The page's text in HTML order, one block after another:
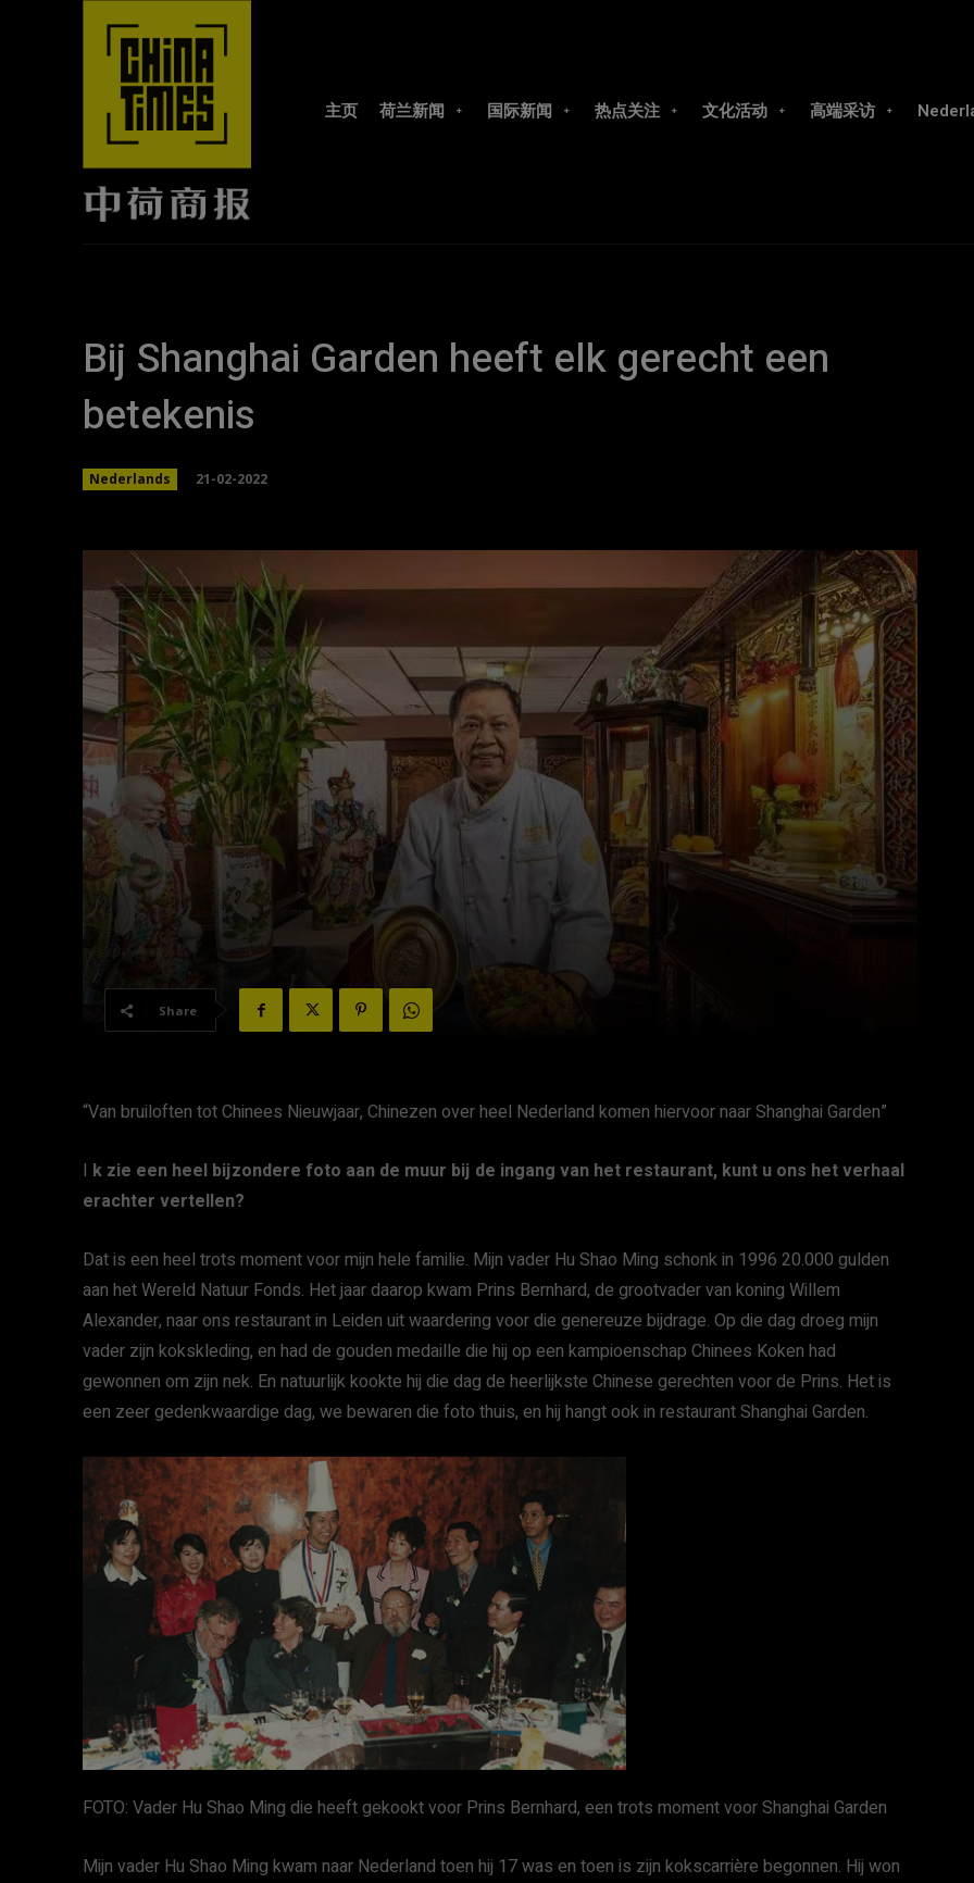
主页 荷兰新闻 国际新闻 热点关注 文化活动 高端采访
Bij Shanghai Garden heeft elk gerecht een
betekenis
Nederlands 21-02-2022
Share
“Van bruiloften tot Chinees Nieuwjaar, Chinezen over heel Nederland komen hiervoor naar Shanghai Garden”
I k zie een heel bijzondere foto aan de muur bij de ingang van het restaurant, kunt u ons het verhaal
erachter vertellen?
Dat is een heel trots moment voor mijn hele familie. Mijn vader Hu Shao Ming schonk in 1996 20.000 gulden
aan het Wereld Natuur Fonds. Het jaar daarop kwam Prins Bernhard, de grootvader van koning Willem
Alexander, naar ons restaurant in Leiden uit waardering voor die genereuze bijdrage. Op die dag droeg mijn
vader zijn kokskleding, en had de gouden medaille die hij op een kampioenschap Chinees Koken had
gewonnen om zijn nek. En natuurlijk kookte hij die dag de heerlijkste Chinese gerechten voor de Prins. Het is
een zeer gedenkwaardige dag, we bewaren die foto thuis, en hij hangt ook in restaurant Shanghai Garden.
FOTO: Vader Hu Shao Ming die heeft gekookt voor Prins Bernhard, een trots moment voor Shanghai Garden
Mijn vader Hu Shao Ming kwam naar Nederland toen hij 17 was en toen is zijn kokscarrière begonnen. Hij won